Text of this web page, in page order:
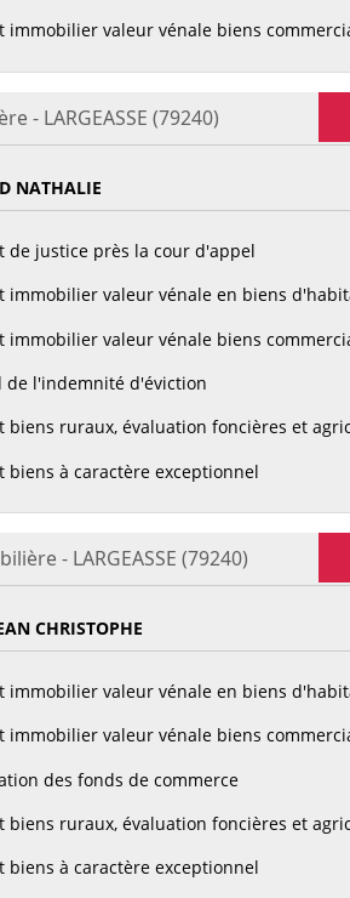
immobilier valeur vénale biens
- LARGEASSE (79240)
NATHALIE
de justice près la cour d'appel
immobilier valeur vénale en biens
immobilier valeur vénale biens
de l'indemnité d'éviction
biens ruraux, évaluation foncières et
biens à caractère exceptionnel
- LARGEASSE (79240)
CHRISTOPHE
immobilier valeur vénale en biens
immobilier valeur vénale biens
des fonds de commerce
biens ruraux, évaluation foncières et
biens à caractère exceptionnel